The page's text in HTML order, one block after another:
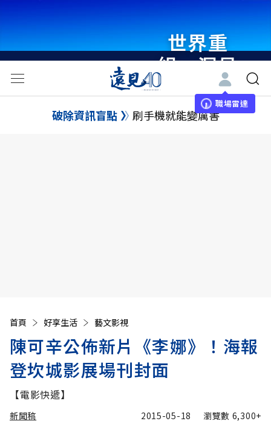
世界重
組・洞見
未來 與
世界領袖
職場雷達
破除資訊盲點 刷手機就能變厲害
首頁 好享生活 藝文影視
陳可辛公佈新片《李娜》！海報
登坎城影展場刊封面
【電影快遞】
新聞稿 2015-05-18 瀏覽數 6,300+